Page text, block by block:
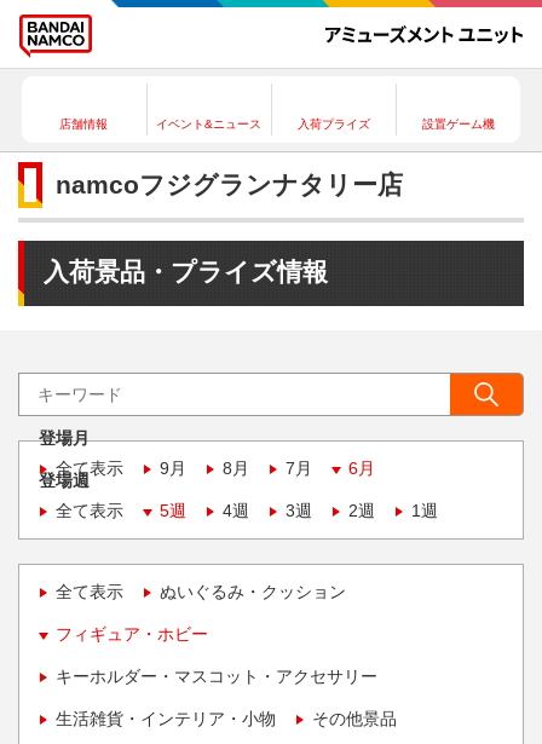
店舗情報 イベント&ニュース 入荷プライズ 設置ゲーム機
namcoフジグランナタリー店
入荷景品・プライズ情報
登場月
全て表示
9月 8月 7月 6月
登場週
全て表示
5週 4週 3週 2週 1週
全て表示 ぬいぐるみ・クッション
フィギュア・ホビー
キーホルダー・マスコット・アクセサリー
生活雑貨・インテリア・小物 その他景品